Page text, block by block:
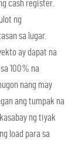
cash register.
ng
sa lugar.
ay dapat na
100% na
nang may
ang tumpak na
ng tiyak
load para sa